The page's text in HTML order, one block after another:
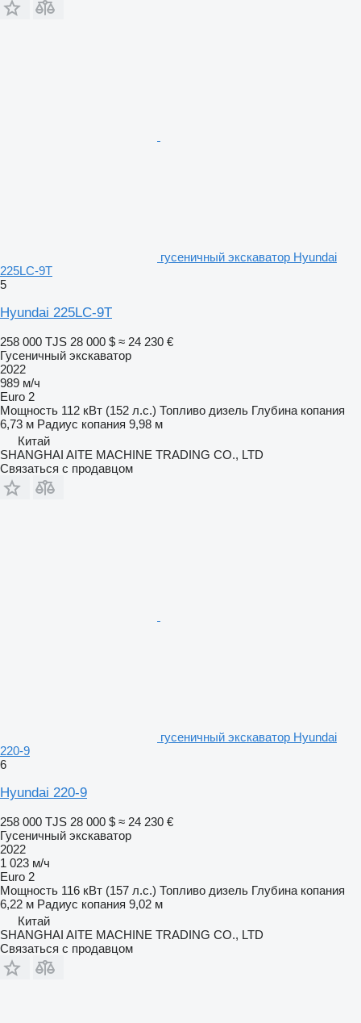
гусеничный экскаватор Hyundai
225LC-9T
5
Hyundai 225LC-9T
258 000 TJS 28 000 $ ≈ 24 230 €
Гусеничный экскаватор
2022
989 м/ч
Euro 2
Мощность 112 кВт (152 л.с.) Топливо дизель Глубина копания
6,73 м Радиус копания 9,98 м
Китай
SHANGHAI AITE MACHINE TRADING CO., LTD
Связаться с продавцом
гусеничный экскаватор Hyundai
220-9
6
Hyundai 220-9
258 000 TJS 28 000 $ ≈ 24 230 €
Гусеничный экскаватор
2022
1 023 м/ч
Euro 2
Мощность 116 кВт (157 л.с.) Топливо дизель Глубина копания
6,22 м Радиус копания 9,02 м
Китай
SHANGHAI AITE MACHINE TRADING CO., LTD
Связаться с продавцом